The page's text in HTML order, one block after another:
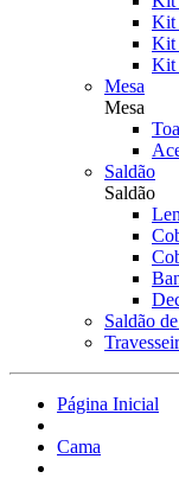
Kit
Kit
Kit
Mesa
Mesa
Saldão
Saldão
Saldão
Página Inicial
Cama